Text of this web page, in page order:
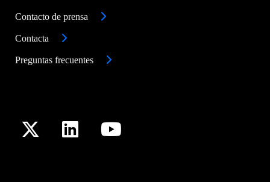
Contacto de prensa
Contacta
Preguntas frecuentes